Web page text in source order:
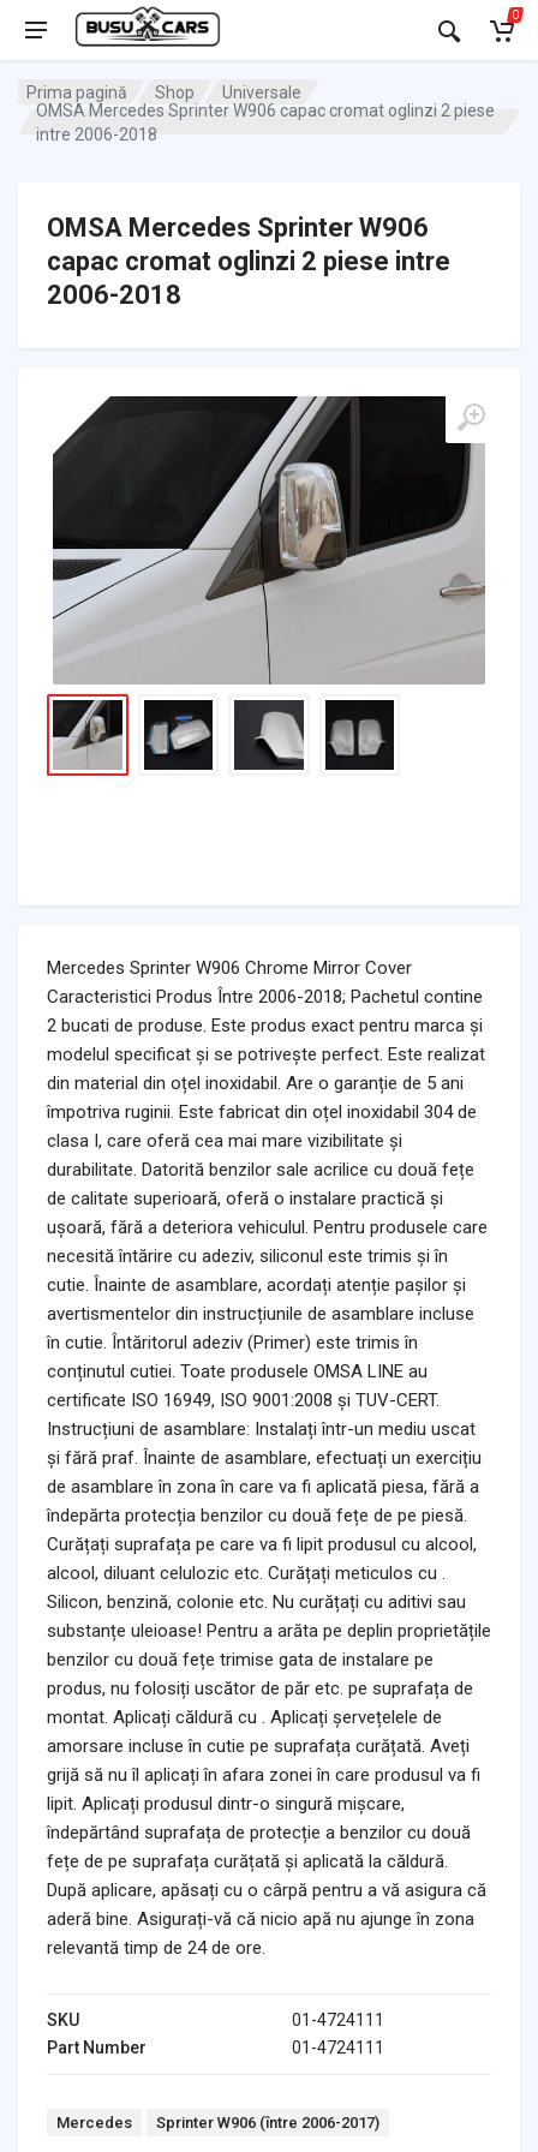
0
Prima pagină Shop
Universale
OMSA Mercedes Sprinter W906 capac cromat oglinzi 2 piese
intre 2006-2018
OMSA Mercedes Sprinter W906
capac cromat oglinzi 2 piese intre
2006-2018
Mercedes Sprinter W906 Chrome Mirror Cover
Caracteristici Produs Între 2006-2018; Pachetul contine
2 bucati de produse. Este produs exact pentru marca și
modelul specificat și se potrivește perfect. Este realizat
din material din oțel inoxidabil. Are o garanție de 5 ani
împotriva ruginii. Este fabricat din oțel inoxidabil 304 de
clasa I, care oferă cea mai mare vizibilitate și
durabilitate. Datorită benzilor sale acrilice cu două fețe
de calitate superioară, oferă o instalare practică și
ușoară, fără a deteriora vehiculul. Pentru produsele care
necesită întărire cu adeziv, siliconul este trimis și în
cutie. Înainte de asamblare, acordați atenție pașilor și
avertismentelor din instrucțiunile de asamblare incluse
în cutie. Întăritorul adeziv (Primer) este trimis în
conținutul cutiei. Toate produsele OMSA LINE au
certificate ISO 16949, ISO 9001:2008 și TUV-CERT.
Instrucțiuni de asamblare: Instalați într-un mediu uscat
și fără praf. Înainte de asamblare, efectuați un exercițiu
de asamblare în zona în care va fi aplicată piesa, fără a
îndepărta protecția benzilor cu două fețe de pe piesă.
Curățați suprafața pe care va fi lipit produsul cu alcool,
alcool, diluant celulozic etc. Curățați meticulos cu .
Silicon, benzină, colonie etc. Nu curățați cu aditivi sau
substanțe uleioase! Pentru a arăta pe deplin proprietățile
benzilor cu două fețe trimise gata de instalare pe
produs, nu folosiți uscător de păr etc. pe suprafața de
montat. Aplicați căldură cu . Aplicați șervețelele de
amorsare incluse în cutie pe suprafața curățată. Aveți
grijă să nu îl aplicați în afara zonei în care produsul va fi
lipit. Aplicați produsul dintr-o singură mișcare,
îndepărtând suprafața de protecție a benzilor cu două
fețe de pe suprafața curățată și aplicată la căldură.
După aplicare, apăsați cu o cârpă pentru a vă asigura că
aderă bine. Asigurați-vă că nicio apă nu ajunge în zona
relevantă timp de 24 de ore.
SKU
01-4724111
Part Number
01-4724111
Tags:
Mercedes Sprinter W906 (între 2006-2017)